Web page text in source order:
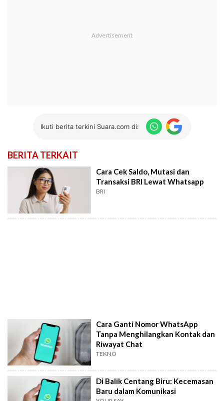
Ikuti berita terkini Suara.com di:
BERITA TERKAIT
Cara Cek Saldo, Mutasi dan
Transaksi BRI Lewat Whatsapp
BRI
Cara Ganti Nomor WhatsApp
Tanpa Menghilangkan Kontak dan
Riwayat Chat
TEKNO
Di Balik Centang Biru: Kecemasan
Baru dalam Komunikasi